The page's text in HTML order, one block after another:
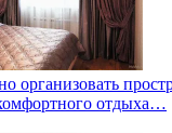
организовать
отдыха…